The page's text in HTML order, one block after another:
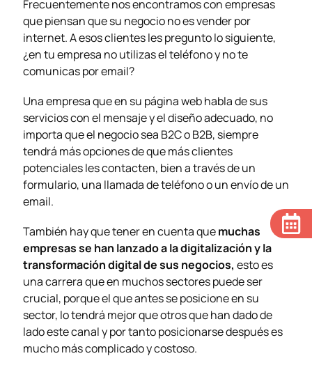
Frecuentemente nos encontramos con empresas
que piensan que su negocio no es vender por
internet. A esos clientes les pregunto lo siguiente,
¿en tu empresa no utilizas el teléfono y no te
comunicas por email?
Una empresa que en su página web habla de sus
servicios con el mensaje y el diseño adecuado, no
importa que el negocio sea B2C o B2B, siempre
tendrá más opciones de que más clientes
potenciales les contacten, bien a través de un
formulario, una llamada de teléfono o un envío de un
email.
También hay que tener en cuenta quemuchas
empresas se han lanzado a la digitalización y la
transformación digital de sus negocios, esto es
una carrera que en muchos sectores puede ser
crucial, porque el que antes se posicione en su
sector, lo tendrá mejor que otros que han dado de
lado este canal y por tanto posicionarse después es
mucho más complicado y costoso.